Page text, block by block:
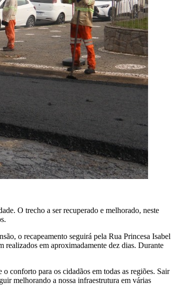
O trecho a ser recuperado e melhorado, neste
o recapeamento seguirá pela Rua Princesa Isabel
realizados em aproximadamente dez dias. Durante
conforto para os cidadãos em todas as regiões. Sair
melhorando a nossa infraestrutura em várias